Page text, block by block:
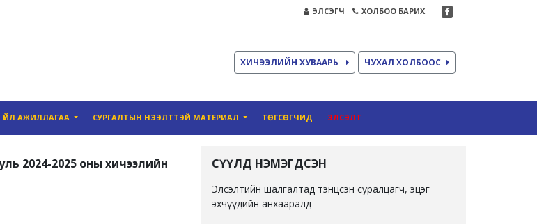
ЭЛСЭГЧ ХОЛБОО БАРИХ
ХИЧЭЭЛИЙН ХУВААРЬ ЧУХАЛ ХОЛБООС
ҮЙЛ АЖИЛЛАГАА СУРГАЛТЫН НЭЭЛТТЭЙ МАТЕРИАЛ ТӨГСӨГЧИД ЭЛСЭЛТ
2024-2025 оны хичээлийн
СҮҮЛД НЭМЭГДСЭН
Элсэлтийн шалгалтад тэнцсэн суралцагч, эцэг
эхчүүдийн анхааралд